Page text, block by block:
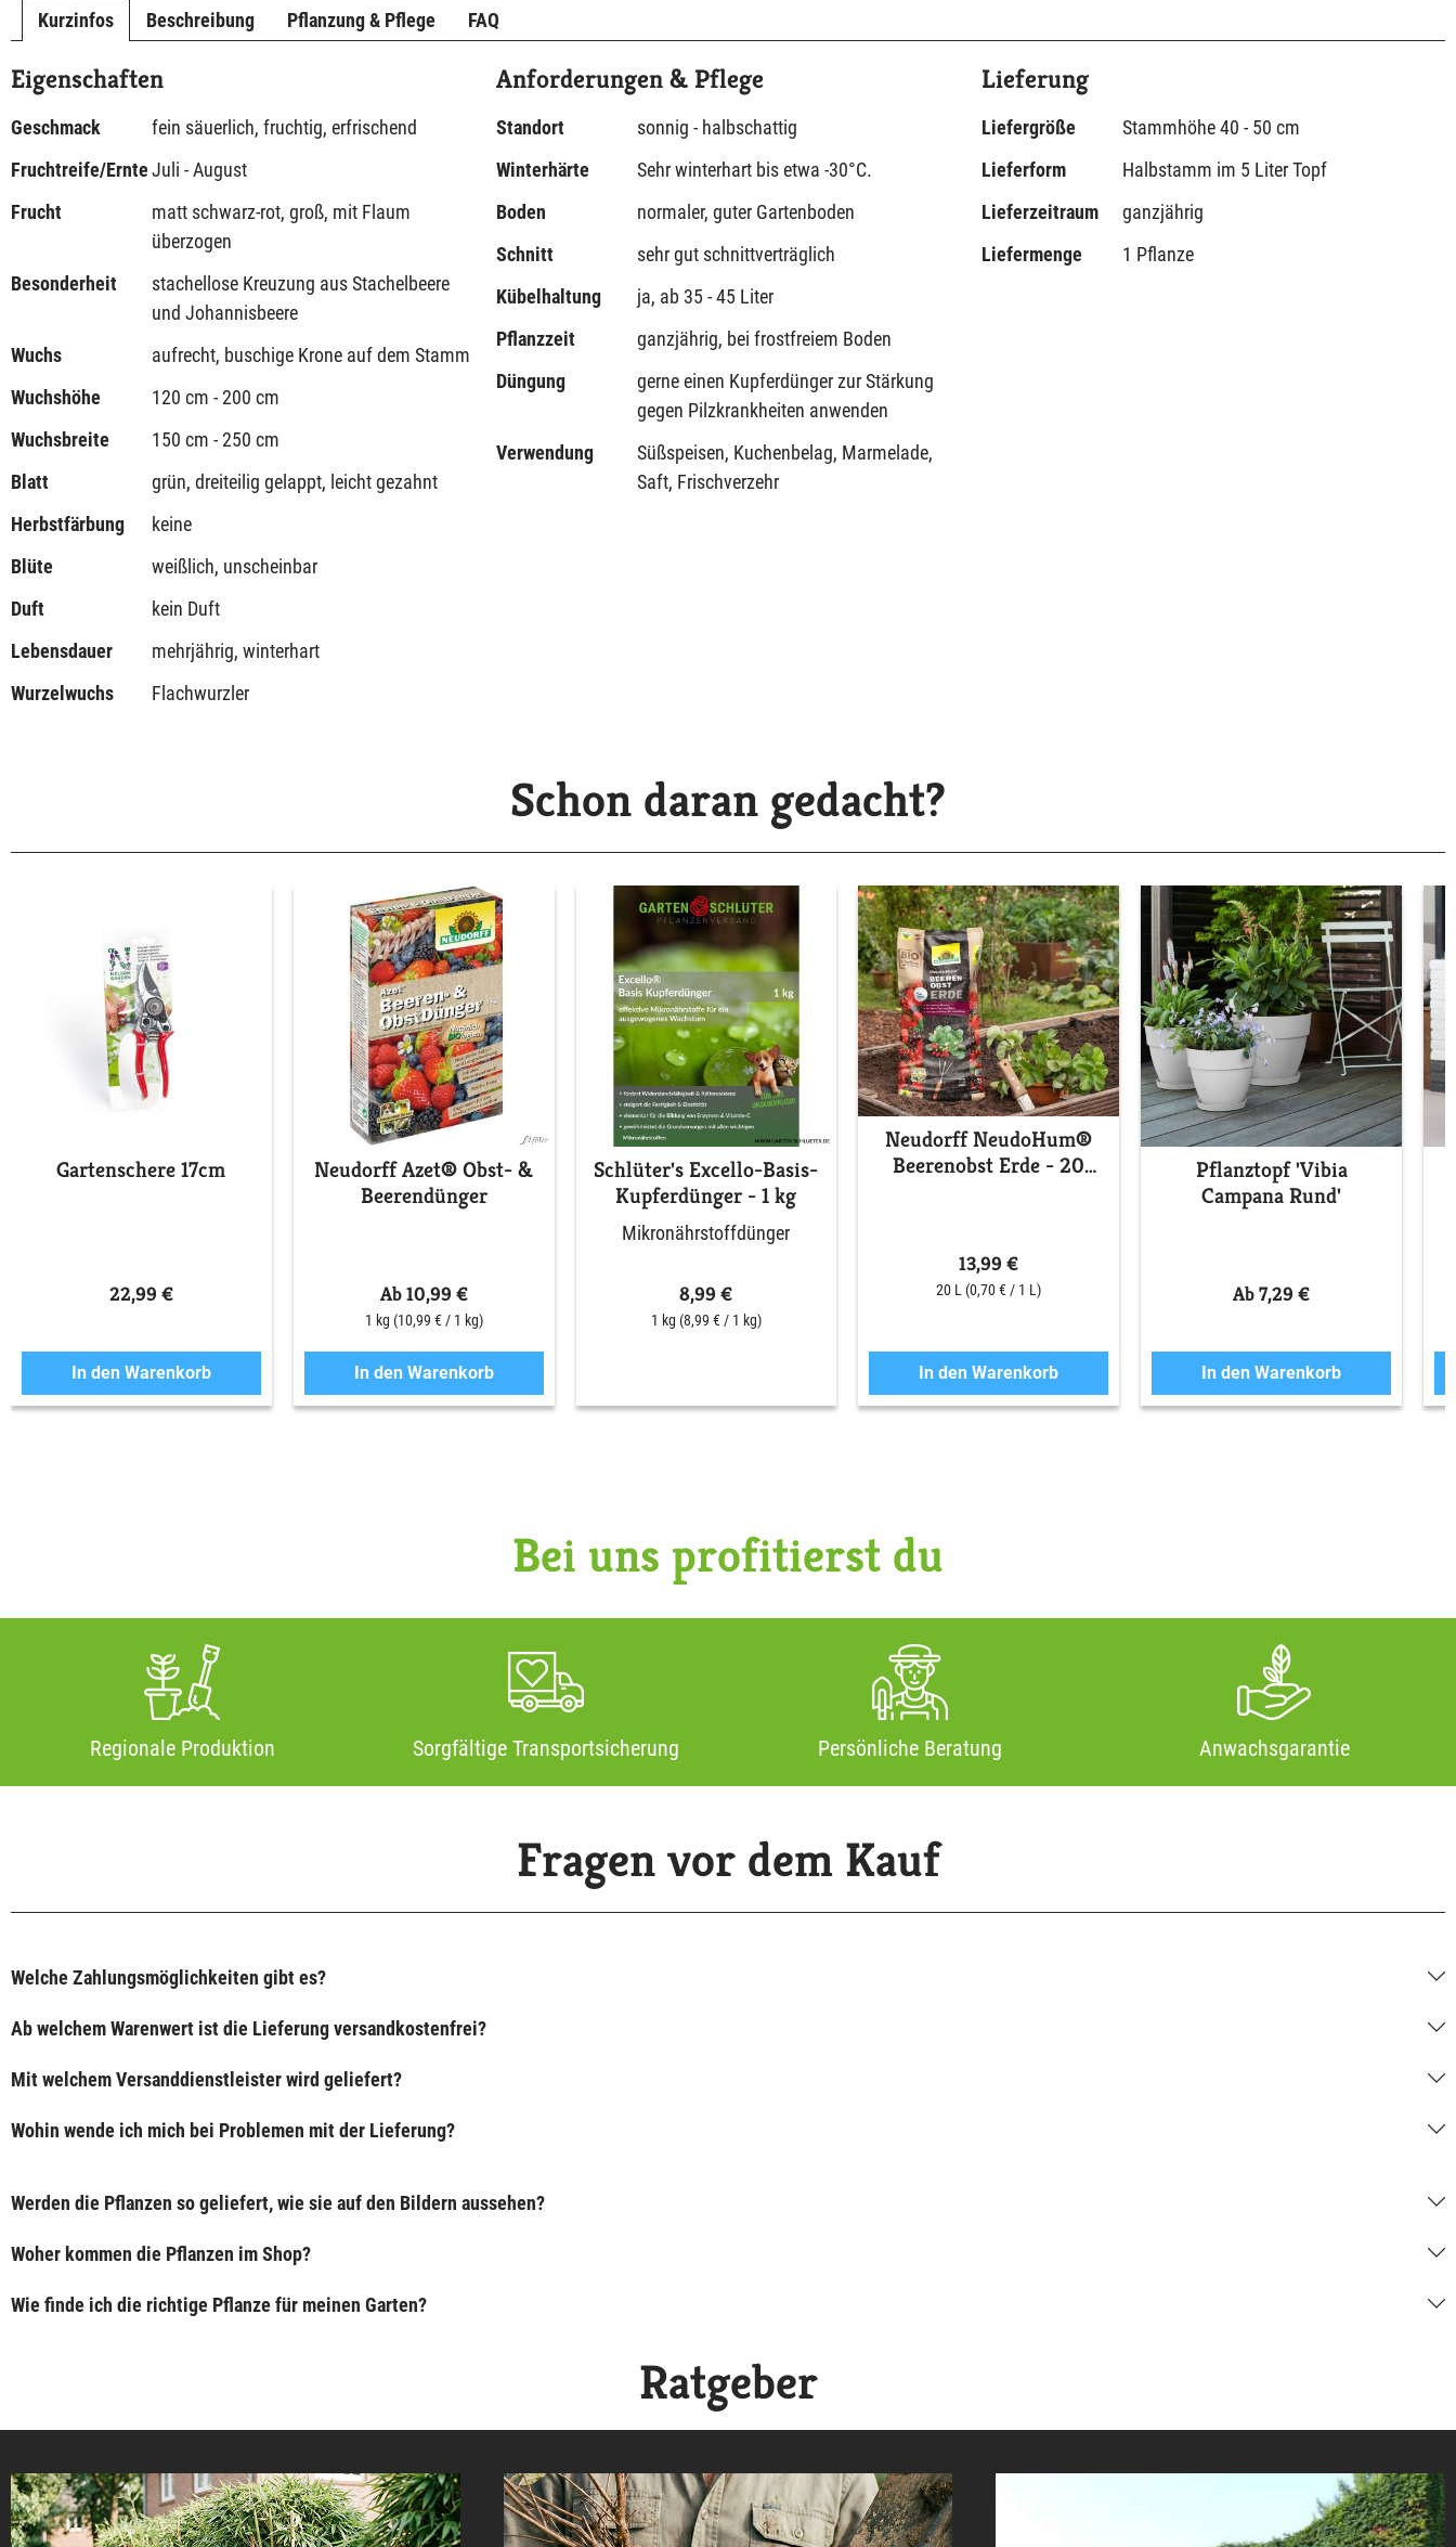
Kurzinfos Beschreibung Pflanzung & Pflege FAQ
Eigenschaften
Geschmack
fein säuerlich, fruchtig, erfrischend
Fruchtreife/ErnteJuli - August
Frucht
matt schwarz-rot, groß, mit Flaum
überzogen
Besonderheit
stachellose Kreuzung aus Stachelbeere
und Johannisbeere
Wuchs
aufrecht, buschige Krone auf dem Stamm
Wuchshöhe
120 cm - 200 cm
Wuchsbreite
150 cm - 250 cm
Blatt
grün, dreiteilig gelappt, leicht gezahnt
Herbstfärbung
keine
Blüte
weißlich, unscheinbar
Duft
kein Duft
Lebensdauer
mehrjährig, winterhart
Wurzelwuchs
Flachwurzler
Anforderungen & Pflege
Standort
sonnig - halbschattig
Winterhärte
Sehr winterhart bis etwa -30°C.
Boden
normaler, guter Gartenboden
Schnitt
sehr gut schnittverträglich
Kübelhaltung
ja, ab 35 - 45 Liter
Pflanzzeit
ganzjährig, bei frostfreiem Boden
Düngung
gerne einen Kupferdünger zur Stärkung
gegen Pilzkrankheiten anwenden
Verwendung
Süßspeisen, Kuchenbelag, Marmelade,
Saft, Frischverzehr
Lieferung
Liefergröße
Stammhöhe 40 - 50 cm
Lieferform
Halbstamm im 5 Liter Topf
Lieferzeitraum
ganzjährig
Liefermenge
1 Pflanze
Schon daran gedacht?
Gartenschere 17cm
22,99 €
In den Warenkorb
Neudorff Azet® Obst- &
Beerendünger
Ab 10,99 €
1 kg (10,99 € / 1 kg)
In den Warenkorb
Schlüter's Excello-Basis-
Kupferdünger - 1 kg
Mikronährstoffdünger
8,99 €
1 kg (8,99 € / 1 kg)
Neudorff NeudoHum®
Beerenobst Erde - 20
13,99 €
20 L (0,70 € / 1 L)
In den Warenkorb
Pflanztopf 'Vibia
Campana Rund'
Ab 7,29 €
In den Warenkorb
Bei uns profitierst du
Regionale Produktion Sorgfältige Transportsicherung Persönliche Beratung Anwachsgarantie
Fragen vor dem Kauf
Welche Zahlungsmöglichkeiten gibt es?
Ab welchem Warenwert ist die Lieferung versandkostenfrei?
Mit welchem Versanddienstleister wird geliefert?
Wohin wende ich mich bei Problemen mit der Lieferung?
Werden die Pflanzen so geliefert, wie sie auf den Bildern aussehen?
Woher kommen die Pflanzen im Shop?
Wie finde ich die richtige Pflanze für meinen Garten?
Ratgeber